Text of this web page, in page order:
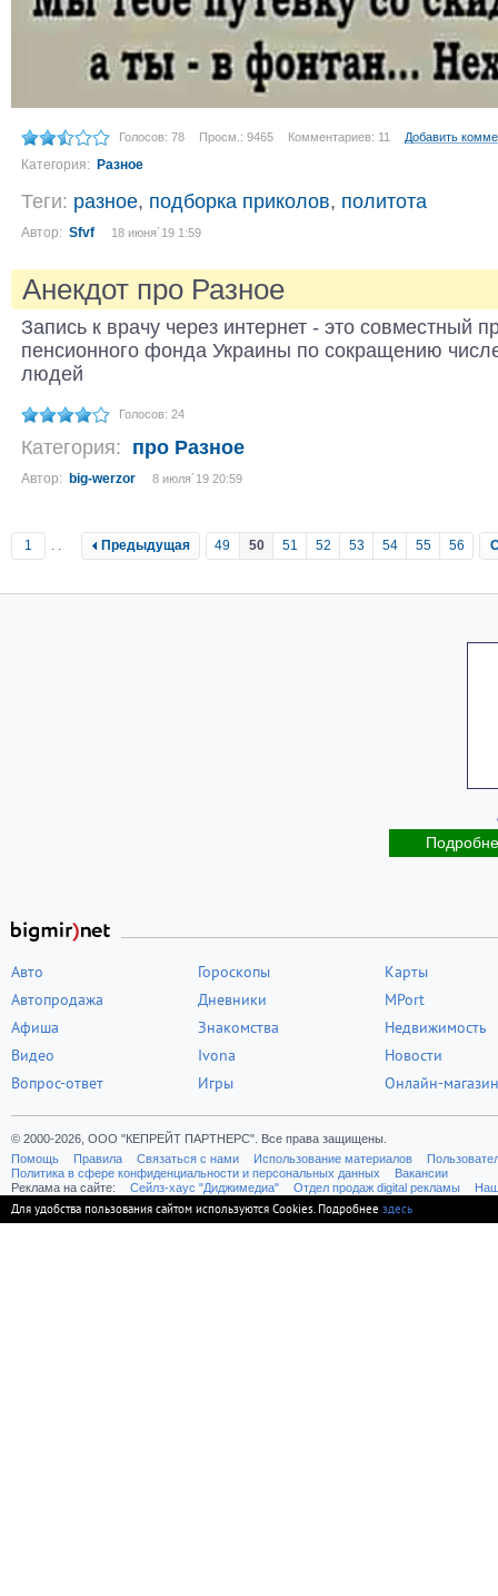
Голосов: 78 Просм.: 9465 Комментариев: 11 Добавить
Категория: Разное
Теги: разное, подборка приколов, политота
Автор: Sfvf 18 июня´19 1:59
Анекдот про Разное
Запись к врачу через интернет - это совместный
пенсионного фонда Украины по сокращению
людей
Голосов: 24
Категория: про Разное
Автор: big-werzor 8 июля´19 20:59
1 .. Предыдущая 49 50 51 52 53 54 55 56
Авто
Автопродажа
Афиша
Видео
Вопрос-ответ
Гороскопы
Дневники
Знакомства
Ivona
Игры
Карты
MPort
Недвижимость
Новости
Онлайн-магазин
© 2000-2026, ООО "КЕПРЕЙТ ПАРТНЕРС". Все права защищены.
Помощь
Правила Связаться с нами Использование материалов
Политика в сфере конфиденциальности и персональных данных
Вакансии
Реклама на сайте:
Cейлз-хаус "Диджимедиа" Отдел продаж digital рекламы
Для удобства пользования сайтом используются Cookies. Подробнее здесь